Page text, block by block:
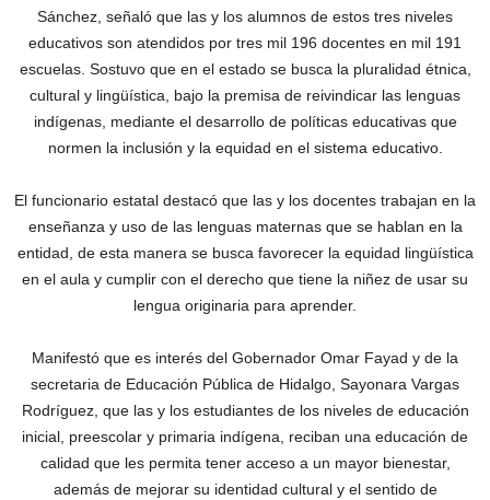
Sánchez, señaló que las y los alumnos de estos tres niveles
educativos son atendidos por tres mil 196 docentes en mil 191
escuelas. Sostuvo que en el estado se busca la pluralidad étnica,
cultural y lingüística, bajo la premisa de reivindicar las lenguas
indígenas, mediante el desarrollo de políticas educativas que
normen la inclusión y la equidad en el sistema educativo.
El funcionario estatal destacó que las y los docentes trabajan en la
enseñanza y uso de las lenguas maternas que se hablan en la
entidad, de esta manera se busca favorecer la equidad lingüística
en el aula y cumplir con el derecho que tiene la niñez de usar su
lengua originaria para aprender.
Manifestó que es interés del Gobernador Omar Fayad y de la
secretaria de Educación Pública de Hidalgo, Sayonara Vargas
Rodríguez, que las y los estudiantes de los niveles de educación
inicial, preescolar y primaria indígena, reciban una educación de
calidad que les permita tener acceso a un mayor bienestar,
además de mejorar su identidad cultural y el sentido de